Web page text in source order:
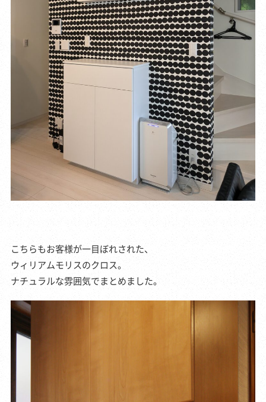
こちらもお客様が一目ぼれされた、
ウィリアムモリスのクロス。
ナチュラルな雰囲気でまとめました。